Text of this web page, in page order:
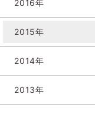
2016年
2015年
2014年
2013年